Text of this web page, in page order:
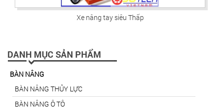
Xe nâng tay siêu Thấp
DANH MỤC SẢN PHẨM
BÀN NÂNG
BÀN NÂNG THỦY LỰC
BÀN NÂNG Ô TÔ